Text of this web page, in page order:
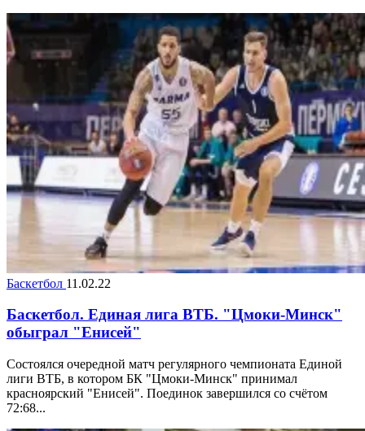
Баскетбол 11.02.22
Баскетбол. Единая лига ВТБ. "Цмоки-Минск"
обыграл "Енисей"
Состоялся очередной матч регулярного чемпионата Единой
лиги ВТБ, в котором БК "Цмоки-Минск" принимал
красноярский "Енисей". Поединок завершился со счётом
72:68...